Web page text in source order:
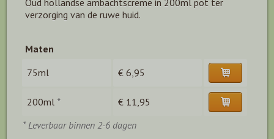
verzorging van de ruwe huid.
Maten
75ml
€ 6,95
200ml *
€ 11,95
* Leverbaar binnen 2-6 dagen